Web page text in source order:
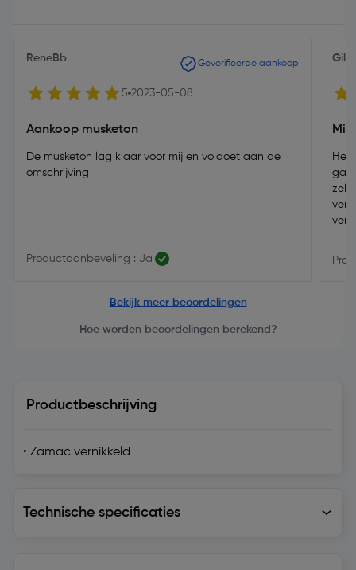
ReneBb Geverifieerde aankoop
5 2023-05-08
Aankoop musketon
De musketon lag klaar voor mij en voldoet aan de
omschrijving
Productaanbeveling : Ja
zelf
Bekijk meer beoordelingen
Hoe worden beoordelingen berekend?
Productbeschrijving
• Zamac vernikkeld
Technische specificaties